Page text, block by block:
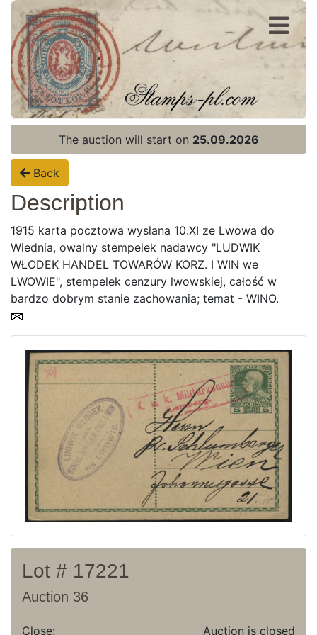
Register
Login
Home page
Current auction
Recent result
Archive
Regulation
Contact
The auction will start on 25.09.2026
Back
Description
1915 karta pocztowa wysłana 10.XI ze Lwowa do
Wiednia, owalny stempelek nadawcy "LUDWIK
WŁODEK HANDEL TOWARÓW KORZ. I WIN we
LWOWIE", stempelek cenzury lwowskiej, całość w
bardzo dobrym stanie zachowania; temat - WINO.
Lot # 17221
Auction 36
Close: Auction is closed